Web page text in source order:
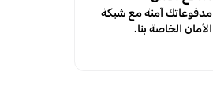
مدفوعاتك آمنة مع شبكة
الأمان الخاصة بنا.